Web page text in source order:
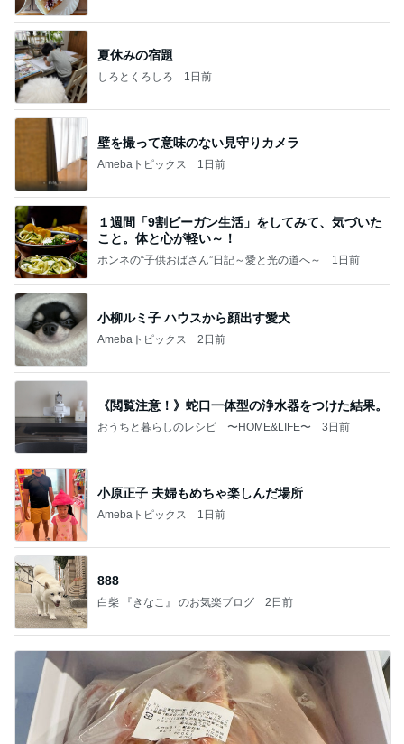
夏休みの宿題
しろとくろしろ 1日前
壁を撮って意味のない見守りカメラ
Amebaトピックス 1日前
１週間「9割ビーガン生活」をしてみて、気づいた
こと。体と心が軽い～！
ホンネの“子供おばさん”日記～愛と光の道へ～ 1日前
小柳ルミ子 ハウスから顔出す愛犬
Amebaトピックス 2日前
《閲覧注意！》蛇口一体型の浄水器をつけた結果。
おうちと暮らしのレシピ 〜HOME&LIFE〜 3日前
小原正子 夫婦もめちゃ楽しんだ場所
Amebaトピックス 1日前
888
白柴 『きなこ』 のお気楽ブログ 2日前